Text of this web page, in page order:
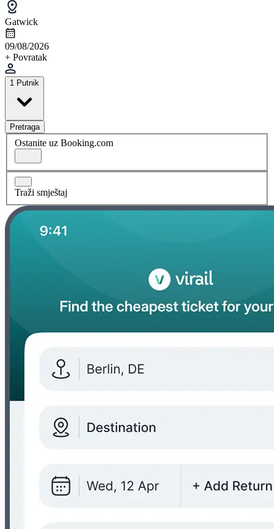
Gatwick
09/08/2026
+ Povratak
1 Putnik
Pretraga
Ostanite uz Booking.com
Traži smještaj